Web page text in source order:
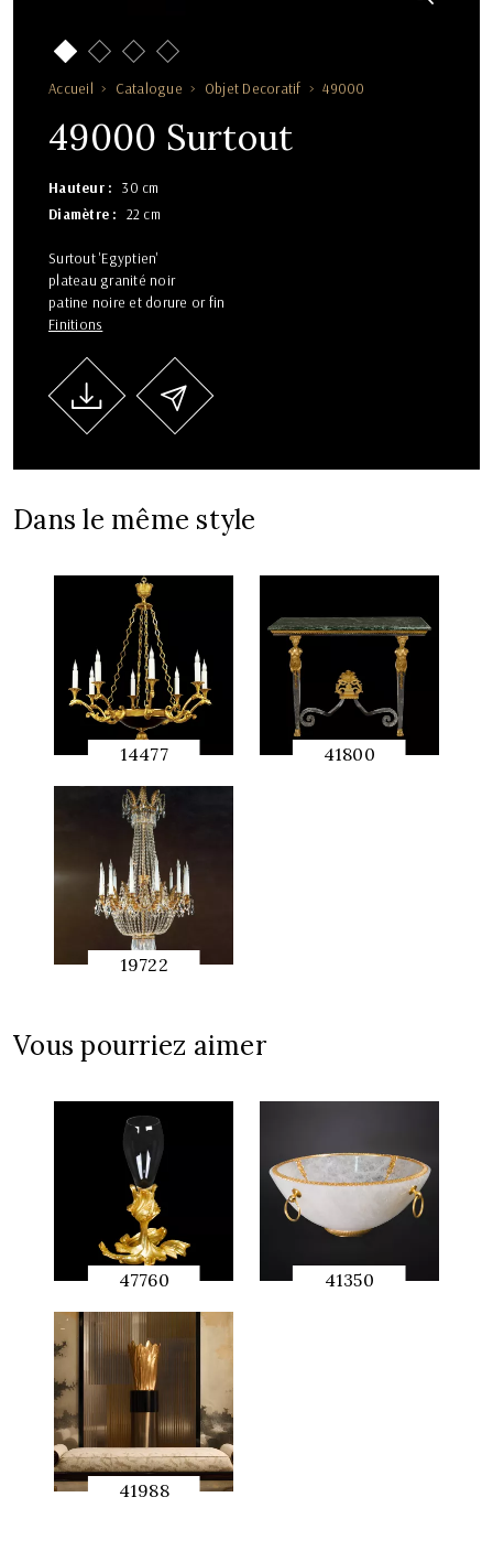
Accueil Catalogue Objet Decoratif 49000
49000 Surtout
Hauteur
30 cm
Diamètre
22 cm
Surtout 'Egyptien'
plateau granité noir
patine noire et dorure or fin
Finitions
Dans le même style
14477
APERÇU
RAPIDE
41800
19722
Vous pourriez aimer
47760
APERÇU
RAPIDE
41350
41988